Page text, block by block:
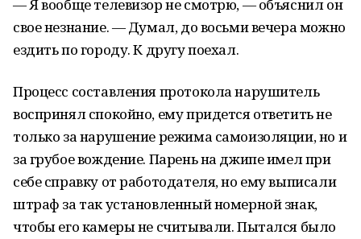
— Я вообще телевизор не смотрю, — объяснил он
свое незнание. — Думал, до восьми вечера можно
ездить по городу. К другу поехал.
Процесс составления протокола нарушитель
воспринял спокойно, ему придется ответить не
только за нарушение режима самоизоляции, но и
за грубое вождение. Парень на джипе имел при
себе справку от работодателя, но ему выписали
штраф за так установленный номерной знак,
чтобы его камеры не считывали. Пытался было